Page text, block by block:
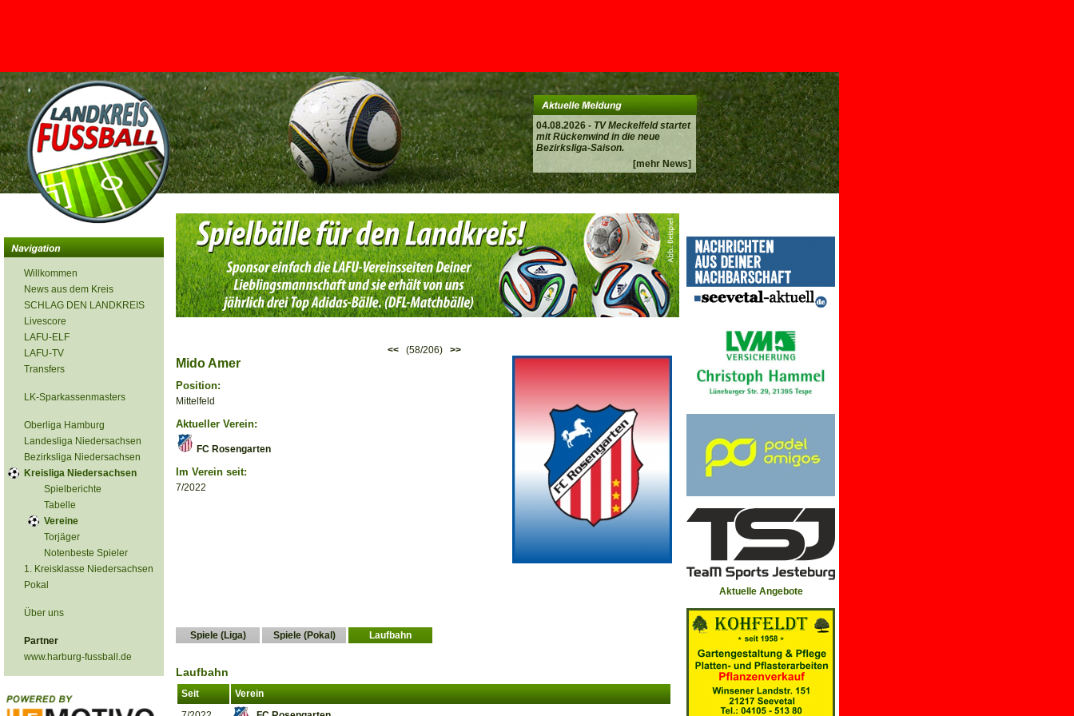
04.08.2026 - TV Meckelfeld startet
mit Rückenwind in die neue
Bezirksliga-Saison.
[mehr News]
<
Willkommen
News aus dem Kreis
SCHLAG DEN LANDKREIS
Livescore
LAFU-ELF
LAFU-TV
Transfers
LK-Sparkassenmasters
Oberliga Hamburg
Landesliga Niedersachsen
Bezirksliga Niedersachsen
Kreisliga Niedersachsen
Spielberichte
Tabelle
Vereine
Torjäger
Notenbeste Spieler
1. Kreisklasse Niedersachsen
Pokal
Über uns
Partner
www.harburg-fussball.de
<<(58/206) >>
Mido Amer
Position:
Mittelfeld
Aktueller Verein:
FC Rosengarten
Im Verein seit:
7/2022
Spiele (Liga) Spiele (Pokal) Laufbahn
Laufbahn
Seit
Verein
Aktuelle Angebote